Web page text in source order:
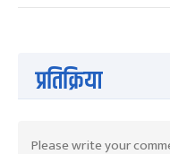
प्रतिक्रिया